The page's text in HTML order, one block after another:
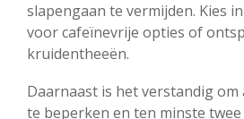
slapengaan te vermijden. Kies
voor cafeïnevrije opties of
kruidentheeën.
Daarnaast is het verstandig
te beperken en ten minste